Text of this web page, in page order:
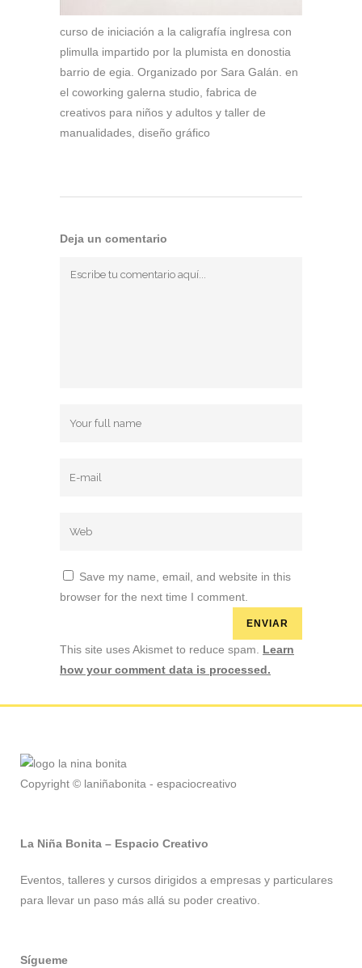
curso de iniciación a la caligrafía inglresa con
plimulla impartido por la plumista en donostia
barrio de egia. Organizado por Sara Galán. en
el coworking galerna studio, fabrica de
creativos para niños y adultos y taller de
manualidades, diseño gráfico
Deja un comentario
Save my name, email, and website in this
browser for the next time I comment.
This site uses Akismet to reduce spam. Learn
how your comment data is processed.
Copyright © laniñabonita - espaciocreativo
La Niña Bonita – Espacio Creativo
Eventos, talleres y cursos dirigidos a empresas y particulares
para llevar un paso más allá su poder creativo.
Sígueme